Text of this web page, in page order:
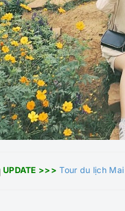
UPDATE >>> Tour du lịch